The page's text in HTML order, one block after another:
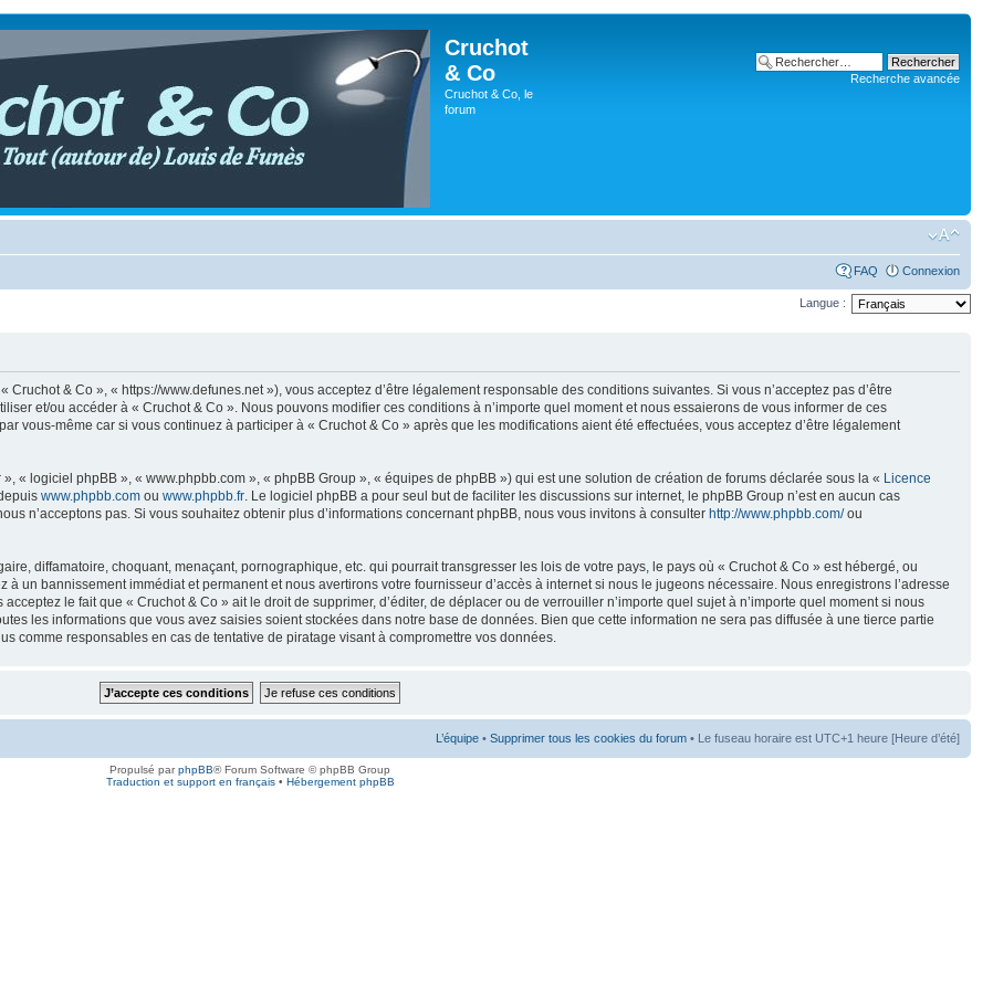
Cruchot
& Co
Cruchot & Co, le
forum
Recherche avancée
FAQ Connexion
Langue :
& Co », « https://www.defunes.net »), vous acceptez d’être légalement responsable des conditions suivantes. Si vous n’acceptez pas d’être
et/ou accéder à « Cruchot & Co ». Nous pouvons modifier ces conditions à n’importe quel moment et nous essaierons de vous informer de ces
vous-même car si vous continuez à participer à « Cruchot & Co » après que les modifications aient été effectuées, vous acceptez d’être légalement
« logiciel phpBB », « www.phpbb.com », « phpBB Group », « équipes de phpBB ») qui est une solution de création de forums déclarée sous la « Licence
www.phpbb.com ou www.phpbb.fr . Le logiciel phpBB a pour seul but de faciliter les discussions sur internet, le phpBB Group n’est en aucun cas
n’acceptons pas. Si vous souhaitez obtenir plus d’informations concernant phpBB, nous vous invitons à consulter http://www.phpbb.com/ou
diffamatoire, choquant, menaçant, pornographique, etc. qui pourrait transgresser les lois de votre pays, le pays où « Cruchot & Co » est hébergé, ou
un bannissement immédiat et permanent et nous avertirons votre fournisseur d’accès à internet si nous le jugeons nécessaire. Nous enregistrons l’adresse
le fait que « Cruchot & Co » ait le droit de supprimer, d’éditer, de déplacer ou de verrouiller n’importe quel sujet à n’importe quel moment si nous
les informations que vous avez saisies soient stockées dans notre base de données. Bien que cette information ne sera pas diffusée à une tierce partie
comme responsables en cas de tentative de piratage visant à compromettre vos données.
L’équipe • Supprimer tous les cookies du forum • Le fuseau horaire est UTC+1 heure [Heure d’été]
Propulsé parphpBB® Forum Software © phpBB Group
Traduction et support en français• Hébergement phpBB